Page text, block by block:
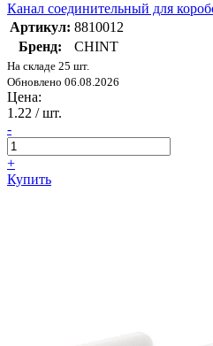
Канал соединительный для
Артикул: 8810012
Бренд:
CHINT
На складе 25 шт.
Обновлено 06.08.2026
Цена:
1.22 / шт.
-
+
Купить